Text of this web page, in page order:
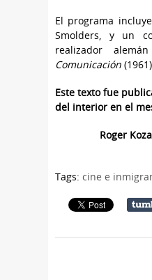
El programa
Smolders, y un
realizador
Comunicación
Este texto fue
del interior en el
Roger
Tags: cine e